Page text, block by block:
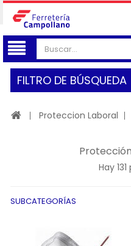
FILTRO DE BÚSQUEDA
Proteccion Laboral
Hay
SUBCATEGORÍAS